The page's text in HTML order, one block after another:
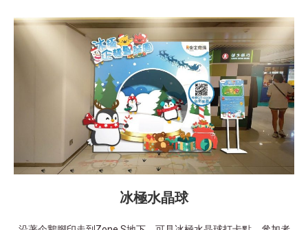
冰極水晶球